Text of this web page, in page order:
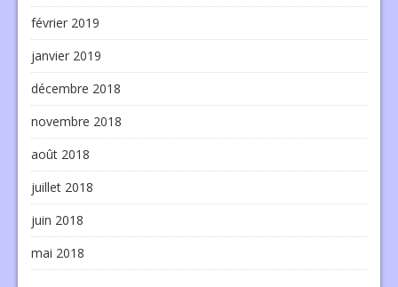
février 2019
janvier 2019
décembre 2018
novembre 2018
août 2018
juillet 2018
juin 2018
mai 2018